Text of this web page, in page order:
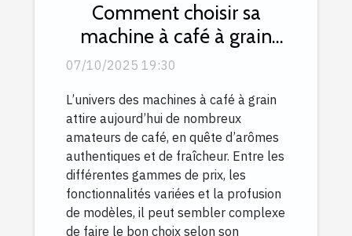
Comment choisir sa
machine à café à grain
selon son budget ?
07/10/2025 19:30
L’univers des machines à café à grain
attire aujourd’hui de nombreux
amateurs de café, en quête d’arômes
authentiques et de fraîcheur. Entre les
différentes gammes de prix, les
fonctionnalités variées et la profusion
de modèles, il peut sembler complexe
de faire le bon choix selon son